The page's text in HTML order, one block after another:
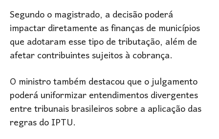
Segundo o magistrado, a decisão poderá
impactar diretamente as finanças de municípios
que adotaram esse tipo de tributação, além de
afetar contribuintes sujeitos à cobrança.
O ministro também destacou que o julgamento
poderá uniformizar entendimentos divergentes
entre tribunais brasileiros sobre a aplicação das
regras do IPTU.